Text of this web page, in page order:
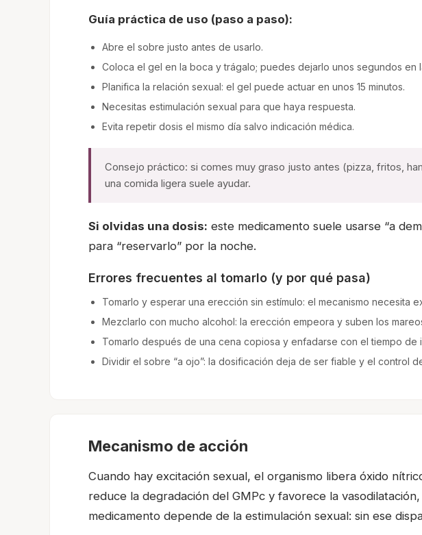
Guía práctica de uso (paso a paso):
Abre el sobre justo antes de usarlo.
Coloca el gel en la boca y trágalo; puedes dejarlo unos segundos en
Planifica la relación sexual: el gel puede actuar en unos 15 minutos.
Necesitas estimulación sexual para que haya respuesta.
Evita repetir dosis el mismo día salvo indicación médica.
Consejo práctico: si comes muy graso justo antes (pizza, fritos,
una comida ligera suele ayudar.
Si olvidas una dosis: este medicamento suele usarse “a
para “reservarlo” por la noche.
Errores frecuentes al tomarlo (y por qué pasa)
Tomarlo y esperar una erección sin estímulo: el mecanismo necesita
Mezclarlo con mucho alcohol: la erección empeora y suben los
Tomarlo después de una cena copiosa y enfadarse con el tiempo de
Dividir el sobre “a ojo”: la dosificación deja de ser fiable y el control
Mecanismo de acción
Cuando hay excitación sexual, el organismo libera óxido
reduce la degradación del GMPc y favorece la
medicamento depende de la estimulación sexual: sin ese